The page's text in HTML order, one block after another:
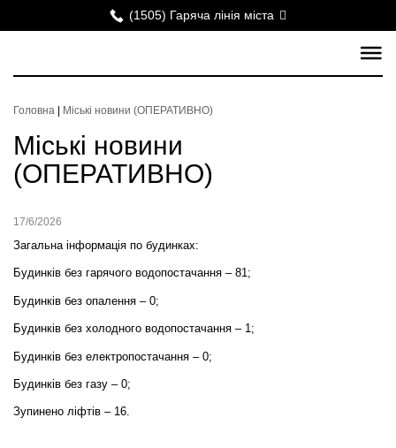
(1505) Гаряча лінія міста
Головна Міські новини (ОПЕРАТИВНО)
Міські новини
(ОПЕРАТИВНО)
17/6/2026
Загальна інформація по будинках:
Будинків без гарячого водопостачання – 81;
Будинків без опалення – 0;
Будинків без холодного водопостачання – 1;
Будинків без електропостачання – 0;
Будинків без газу – 0;
Зупинено ліфтів – 16.